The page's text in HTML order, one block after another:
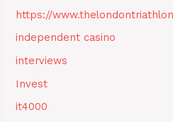
https://
independent casino
interviews
Invest
it4000